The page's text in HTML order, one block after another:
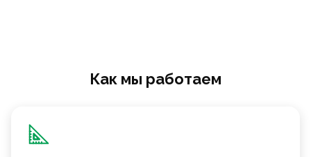
Как мы работаем